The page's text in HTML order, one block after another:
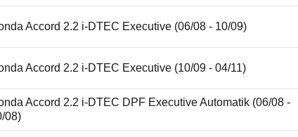
Accord 2.2 i-DTEC Executive (06/08 - 10/09)
Accord 2.2 i-DTEC Executive (10/09 - 04/11)
Accord 2.2 i-DTEC DPF Executive Automatik (06/08 -
08)